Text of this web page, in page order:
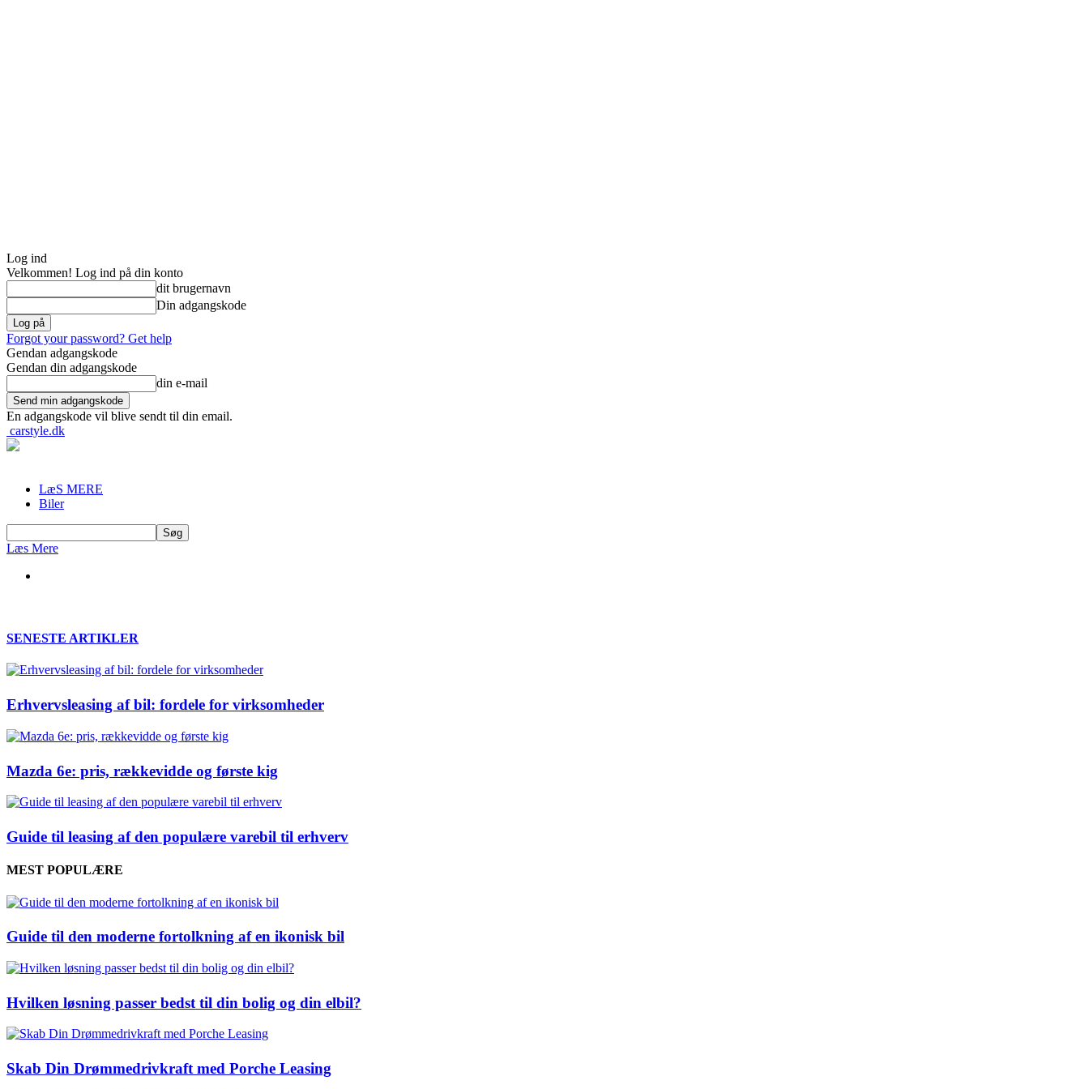
Log ind
Velkommen! Log ind på din konto
dit brugernavn
Din adgangskode
Forgot your password? Get help
Gendan adgangskode
Gendan din adgangskode
din e-mail
En adgangskode vil blive sendt til din email.
carstyle.dk
LæS MERE
Biler
Læs Mere
SENESTE ARTIKLER
Erhvervsleasing af bil: fordele for virksomheder
Mazda 6e: pris, rækkevidde og første kig
Guide til leasing af den populære varebil til erhverv
MEST POPULÆRE
Guide til den moderne fortolkning af en ikonisk bil
Hvilken løsning passer bedst til din bolig og din elbil?
Skab Din Drømmedrivkraft med Porche Leasing